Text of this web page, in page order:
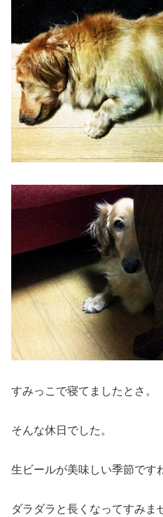
すみっこで寝てましたとさ。
そんな休日でした。
生ビールが美味しい季節です
ダラダラと長くなってすみま